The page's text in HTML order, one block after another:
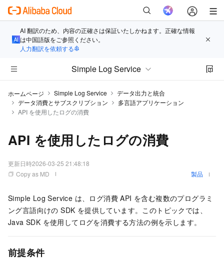
AI 翻訳のため、内容の正確さは保証いたしかねます。正確な情報
は中国語版をご参照ください。
人力翻訳を依頼する
Simple Log Service
ホームページ Simple Log Service
データ出力と統合
データ消費とサブスクリプション
多言語アプリケーション
API を使用したログの消費
API を使用したログの消費
更新日時2026-03-25 21:48:18
Copy as MD
製品
Simple Log Service は、ログ消費 API を含む複数のプログラミ
ング言語向けの SDK を提供しています。このトピックでは、
Java SDK を使用してログを消費する方法の例を示します。
前提条件